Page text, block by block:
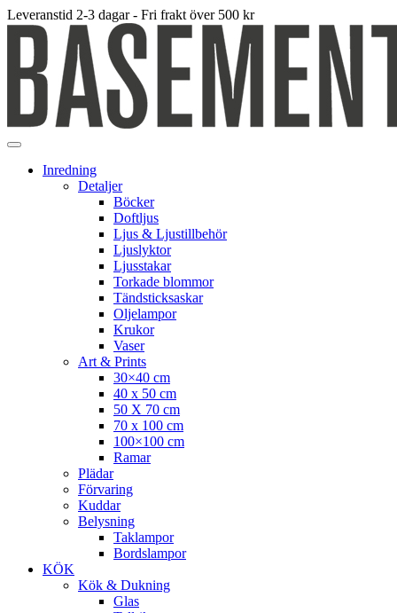
Leveranstid 2-3 dagar - Fri frakt över 500 kr
Inredning
Detaljer
Böcker
Doftljus
Ljus & Ljustillbehör
Ljuslyktor
Ljusstakar
Torkade blommor
Tändsticksaskar
Oljelampor
Krukor
Vaser
Art & Prints
30×40 cm
40 x 50 cm
50 X 70 cm
70 x 100 cm
100×100 cm
Ramar
Plädar
Förvaring
Kuddar
Belysning
Taklampor
Bordslampor
KÖK
Kök & Dukning
Glas